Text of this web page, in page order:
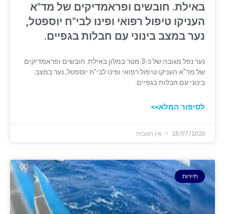
באילת. חובשים ופראמדיקים של מד"א
העניקו טיפול רפואי ופינו לבי"ח יוספטל,
נער במצב בינוני עם חבלות בגפיים.
נער נפל מגובה של כ-3 מטר במלון באילת. חובשים ופראמדיקים
של מד"א העניקו טיפול רפואי ופינו לבי"ח יוספטל, נער במצב
בינוני עם חבלות בגפיים.
לסיפור המלא>>
28/07/2026 אין תגובות
תיירות